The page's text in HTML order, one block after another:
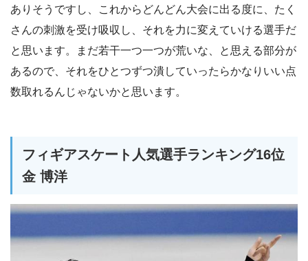
ありそうですし、これからどんどん大会に出る度に、たく
さんの刺激を受け吸収し、それを力に変えていける選手だ
と思います。まだ若干一つ一つが荒いな、と思える部分が
あるので、それをひとつずつ潰していったらかなりいい点
数取れるんじゃないかと思います。
フィギアスケート人気選手ランキング16位
金 博洋